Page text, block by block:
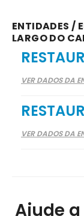
ENTIDADES /
LARGO DO
VER DADOS DA
VER DADOS DA
Ajude